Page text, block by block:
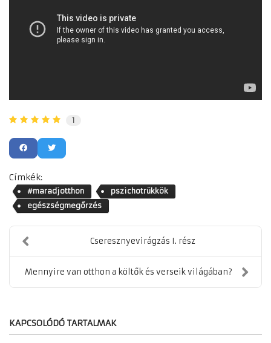
1
Címkék:
#maradjotthon
pszichotrükkök
egészségmegőrzés
Cseresznyevirágzás I. rész
Mennyire van otthon a költők és verseik világában?
KAPCSOLÓDÓ TARTALMAK